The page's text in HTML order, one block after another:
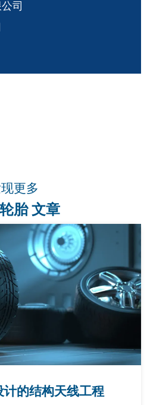
司
更多
胎 文章
的结构天线工程